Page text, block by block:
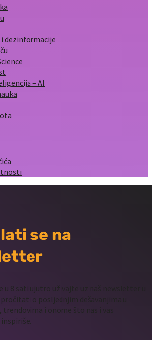
i dezinformacije
– AI
se na
u 8 sati ujutro uživajte uz naš newsletter u
o posljednjim dešavanjima u
trendovima i onome što nas i vas